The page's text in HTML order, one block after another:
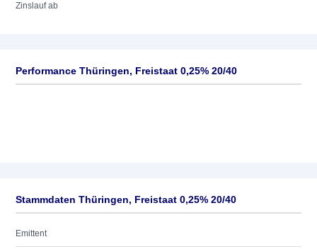
Zinslauf ab
Performance Thüringen, Freistaat 0,25% 20/40
Stammdaten Thüringen, Freistaat 0,25% 20/40
Emittent